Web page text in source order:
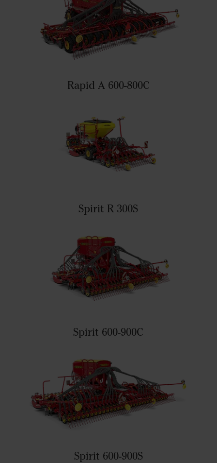
Rapid A 600-800C
Spirit R 300S
Spirit 600-900C
Spirit 600-900S